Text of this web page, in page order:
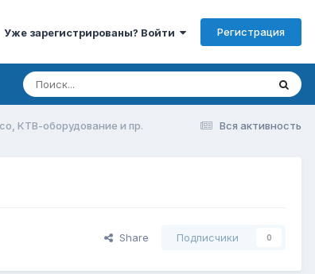
Уже зарегистрированы? Войти Регистрация
Вся активность
КТВ-оборудование и пр.
Share Подписчики 0